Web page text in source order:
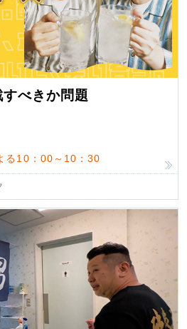
べきか問題
る10：00～10：30